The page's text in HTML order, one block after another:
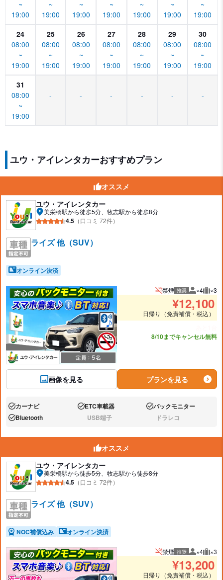
~
19:00
~
19:00
~
19:00
~
19:00
~
19:00
~
19:00
~
19:00
24
08:00
~
19:00
25
08:00
~
19:00
26
08:00
~
19:00
27
08:00
~
19:00
28
08:00
~
19:00
29
08:00
~
19:00
30
08:00
~
19:00
31
08:00
~
19:00
- - - - - -
ユウ・アイレンタカーおすすめプラン
オススメ
ユウ・アイレンタカー
美栄橋駅から徒歩5分、牧志駅から徒歩8分
4.5 （口コミ 72件）
ライズ 他（SUV）
オンライン決済
画像を見る
禁煙 推奨 推奨人数
×4 推奨
×3
¥12,100
日帰り（免責補償・税込）
8/10までキャンセル無料
プランを見る
あり:カーナビ あり:ETC車載器 あり:バックモニター
あり:Bluetooth なし:USB端子 なし:ドラレコ
オススメ
ユウ・アイレンタカー
美栄橋駅から徒歩5分、牧志駅から徒歩8分
4.5 （口コミ 72件）
ライズ 他（SUV）
NOC補償込み オンライン決済
禁煙 推奨 推奨人数
×4 推奨
×3
¥13,200
日帰り（免責補償・税込）